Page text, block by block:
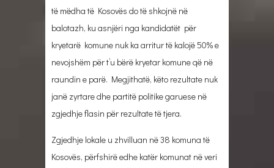
të mëdha të Kosovës do të shkojnë në
balotazh, ku asnjëri nga kandidatët për
kryetarë komune nuk ka arritur të kalojë 50% e
nevojshëm për t’u bërë kryetar komune që në
raundin e parë. Megjithatë, këto rezultate nuk
janë zyrtare dhe partitë politike garuese në
zgjedhje flasin për rezultate të tjera.
Zgjedhje lokale u zhvilluan në 38 komuna të
Kosovës, përfshirë edhe katër komunat në veri